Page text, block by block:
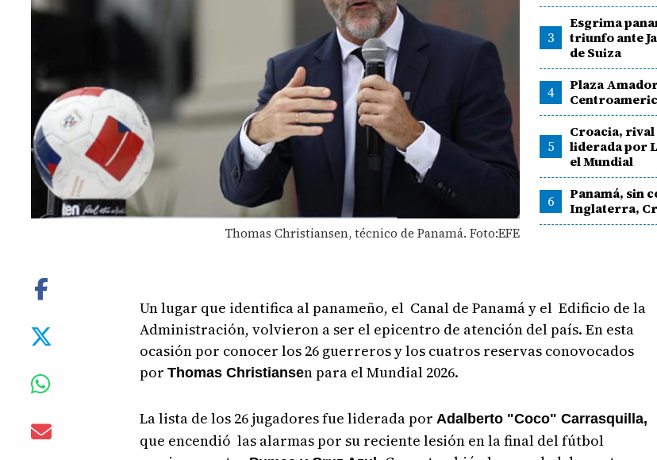
Thomas Christiansen, técnico de Panamá. Foto:EFE
3
Esgrima
triunfo ante
de Suiza
4
Plaza
5
Croacia, rival
liderada por
el Mundial
6
Panamá, sin
Inglaterra,
Un lugar que identifica al panameño, el Canal de Panamá y el Edificio de la
Administración, volvieron a ser el epicentro de atención del país. En esta
ocasión por conocer los 26 guerreros y los cuatros reservas conovocados
por Thomas Christiansen para el Mundial 2026.
La lista de los 26 jugadores fue liderada por Adalberto "Coco" Carrasquilla,
que encendió las alarmas por su reciente lesión en la final del fútbol